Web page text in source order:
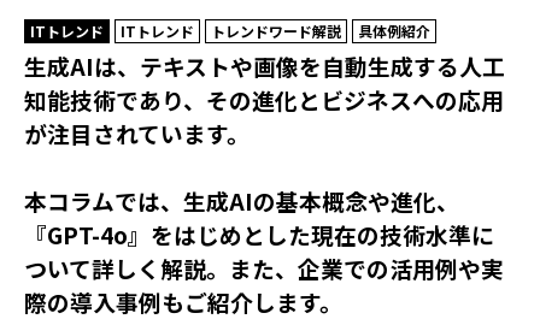
ITトレンド ITトレンド トレンドワード解説 具体例紹介
生成AIは、テキストや画像を自動生成する人工
知能技術であり、その進化とビジネスへの応用
が注目されています。
本コラムでは、生成AIの基本概念や進化、
『GPT-4o』をはじめとした現在の技術水準に
ついて詳しく解説。また、企業での活用例や実
際の導入事例もご紹介します。